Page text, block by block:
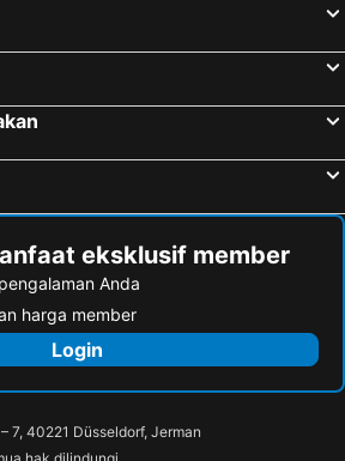
eksklusif member
Anda
harga member
Login
7, 40221 Düsseldorf, Jerman